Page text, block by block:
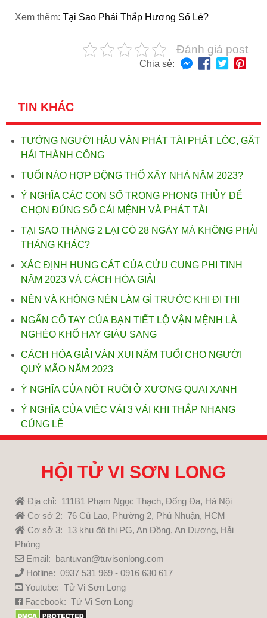
Xem thêm: Tại Sao Phải Thắp Hương Số Lẻ?
Đánh giá post
Chia sẻ:
TIN KHÁC
TƯỚNG NGƯỜI HẬU VẬN PHÁT TÀI PHÁT LỘC, GẶT
HÁI THÀNH CÔNG
TUỔI NÀO HỢP ĐỘNG THỔ XÂY NHÀ NĂM 2023?
Ý NGHĨA CÁC CON SỐ TRONG PHONG THỦY ĐỂ
CHỌN ĐÚNG SỐ CẢI MỆNH VÀ PHÁT TÀI
TẠI SAO THÁNG 2 LẠI CÓ 28 NGÀY MÀ KHÔNG PHẢI
THÁNG KHÁC?
XÁC ĐỊNH HUNG CÁT CỦA CỬU CUNG PHI TINH
NĂM 2023 VÀ CÁCH HÓA GIẢI
NÊN VÀ KHÔNG NÊN LÀM GÌ TRƯỚC KHI ĐI THI
NGẤN CỔ TAY CỦA BẠN TIẾT LỘ VẬN MỆNH LÀ
NGHÈO KHỔ HAY GIÀU SANG
CÁCH HÓA GIẢI VẬN XUI NĂM TUỔI CHO NGƯỜI
QUÝ MÃO NĂM 2023
Ý NGHĨA CỦA NỐT RUỒI Ở XƯƠNG QUAI XANH
Ý NGHĨA CỦA VIỆC VÁI 3 VÁI KHI THẮP NHANG
CÚNG LỄ
HỘI TỬ VI SƠN LONG
Địa chỉ: 111B1 Phạm Ngọc Thạch, Đống Đa, Hà Nội
Cơ sở 2: 76 Cù Lao, Phường 2, Phú Nhuận, HCM
Cơ sở 3: 13 khu đô thị PG, An Đồng, An Dương, Hải
Phòng
Email: bantuvan@tuvisonlong.com
Hotline: 0937 531 969 - 0916 630 617
Youtube: Tử Vi Sơn Long
Facebook: Tử Vi Sơn Long